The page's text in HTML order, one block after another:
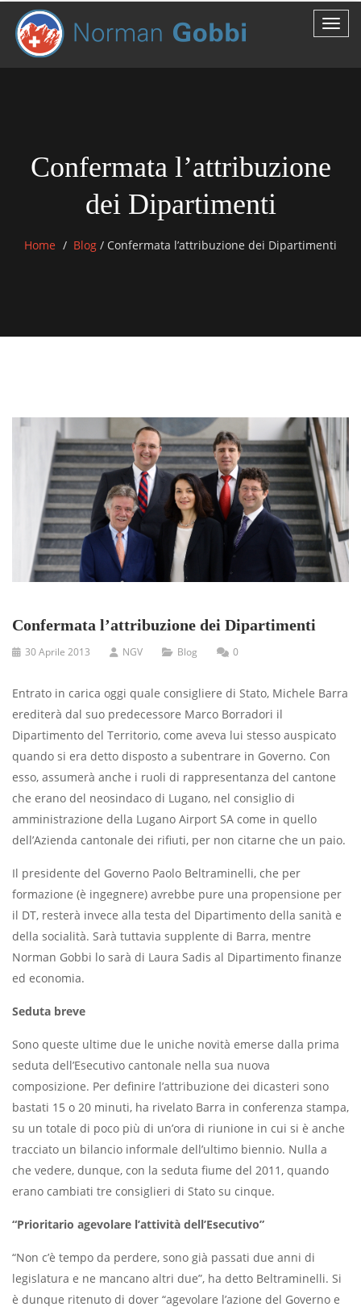
Confermata l’attribuzione
dei Dipartimenti
Home Blog / Confermata l’attribuzione dei Dipartimenti
Confermata l’attribuzione dei Dipartimenti
30 Aprile 2013 NGV Blog 0
Entrato in carica oggi quale consigliere di Stato, Michele Barra
erediterà dal suo predecessore Marco Borradori il
Dipartimento del Territorio, come aveva lui stesso auspicato
quando si era detto disposto a subentrare in Governo. Con
esso, assumerà anche i ruoli di rappresentanza del cantone
che erano del neosindaco di Lugano, nel consiglio di
amministrazione della Lugano Airport SA come in quello
dell’Azienda cantonale dei rifiuti, per non citarne che un paio.
Il presidente del Governo Paolo Beltraminelli, che per
formazione (è ingegnere) avrebbe pure una propensione per
il DT, resterà invece alla testa del Dipartimento della sanità e
della socialità. Sarà tuttavia supplente di Barra, mentre
Norman Gobbi lo sarà di Laura Sadis al Dipartimento finanze
ed economia.
Seduta breve
Sono queste ultime due le uniche novità emerse dalla prima
seduta dell’Esecutivo cantonale nella sua nuova
composizione. Per definire l’attribuzione dei dicasteri sono
bastati 15 o 20 minuti, ha rivelato Barra in conferenza stampa,
su un totale di poco più di un’ora di riunione in cui si è anche
tracciato un bilancio informale dell’ultimo biennio. Nulla a
che vedere, dunque, con la seduta fiume del 2011, quando
erano cambiati tre consiglieri di Stato su cinque.
“Prioritario agevolare l’attività dell’Esecutivo”
“Non c’è tempo da perdere, sono già passati due anni di
legislatura e ne mancano altri due”, ha detto Beltraminelli. Si
è dunque ritenuto di dover “agevolare l’azione del Governo e